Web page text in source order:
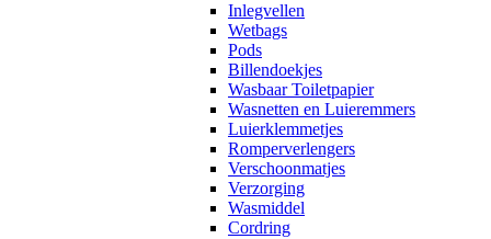
Inlegvellen
Wetbags
Pods
Billendoekjes
Wasbaar Toiletpapier
Wasnetten en Luieremmers
Luierklemmetjes
Romperverlengers
Verschoonmatjes
Verzorging
Wasmiddel
Cordring